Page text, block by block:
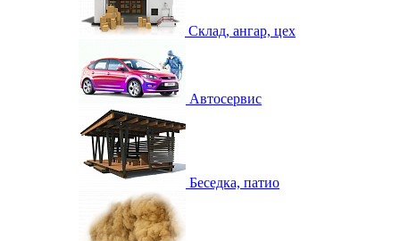
Склад, ангар, цех
Автосервис
Беседка, патио